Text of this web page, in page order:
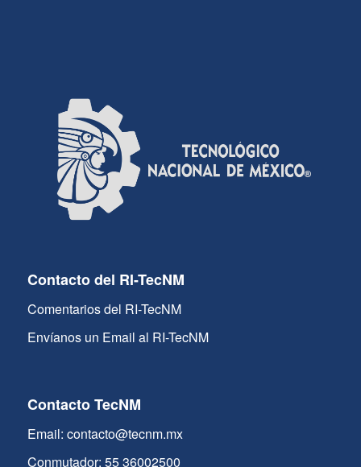
Contacto del RI-TecNM
Comentarios del RI-TecNM
Envíanos un Email al RI-TecNM
Contacto TecNM
Email: contacto@tecnm.mx
Conmutador: 55 36002500